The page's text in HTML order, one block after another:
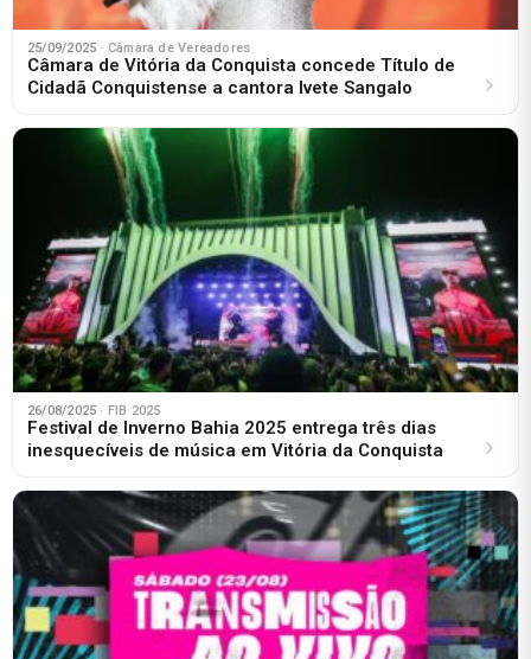
25/09/2025 · Câmara de Vereadores
Câmara de Vitória da Conquista concede Título de
Cidadã Conquistense a cantora Ivete Sangalo
26/08/2025 · FIB 2025
Festival de Inverno Bahia 2025 entrega três dias
inesquecíveis de música em Vitória da Conquista